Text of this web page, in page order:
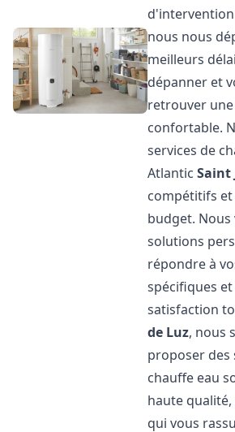
nous nous
meilleurs
dépanner et
retrouver
confortable.
services de
AtlanticSaint
compétitifs
budget.
solutions
répondre à
spécifiques
satisfaction
de Luz, nous
proposer des
chauffe eau
haute qualité,
qui vous